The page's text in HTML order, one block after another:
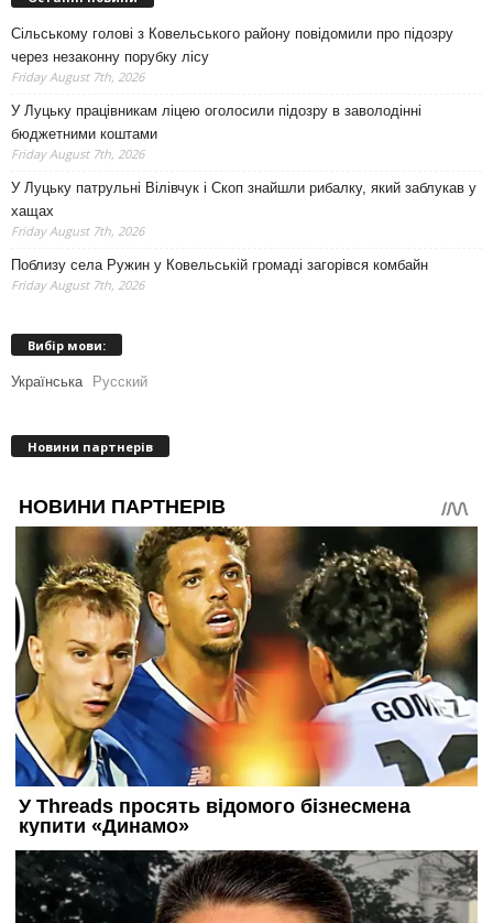
Сільському голові з Ковельського району повідомили про підозру
через незаконну порубку лісу
Friday August 7th, 2026
У Луцьку працівникам ліцею оголосили підозру в заволодінні
бюджетними коштами
Friday August 7th, 2026
У Луцьку патрульні Вілівчук і Скоп знайшли рибалку, який заблукав у
хащах
Friday August 7th, 2026
Поблизу села Ружин у Ковельській громаді загорівся комбайн
Friday August 7th, 2026
Вибір мови:
Українська Русский
Новини партнерів